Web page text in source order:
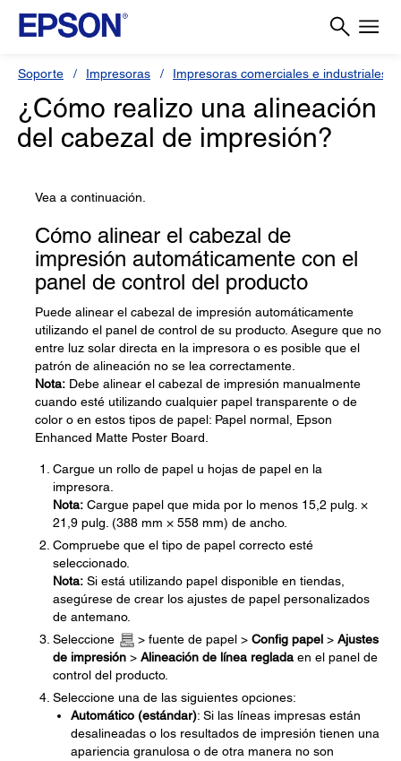
Soporte Impresoras Impresoras comerciales e industriales
¿Cómo realizo una alineación
del cabezal de impresión?
Vea a continuación.
Cómo alinear el cabezal de
impresión automáticamente con el
panel de control del producto
Puede alinear el cabezal de impresión automáticamente
utilizando el panel de control de su producto. Asegure que no
entre luz solar directa en la impresora o es posible que el
patrón de alineación no se lea correctamente.
Nota: Debe alinear el cabezal de impresión manualmente
cuando esté utilizando cualquier papel transparente o de
color o en estos tipos de papel: Papel normal, Epson
Enhanced Matte Poster Board.
Cargue un rollo de papel u hojas de papel en la
impresora.
Nota: Cargue papel que mida por lo menos 15,2 pulg. ×
21,9 pulg. (388 mm × 558 mm) de ancho.
Compruebe que el tipo de papel correcto esté
seleccionado.
Nota: Si está utilizando papel disponible en tiendas,
asegúrese de crear los ajustes de papel personalizados
de antemano.
Seleccione
> fuente de papel > Config papel > Ajustes
de impresión > Alineación de línea reglada en el panel de
control del producto.
Seleccione una de las siguientes opciones:
Automático (estándar): Si las líneas impresas están
desalineadas o los resultados de impresión tienen una
apariencia granulosa o de otra manera no son